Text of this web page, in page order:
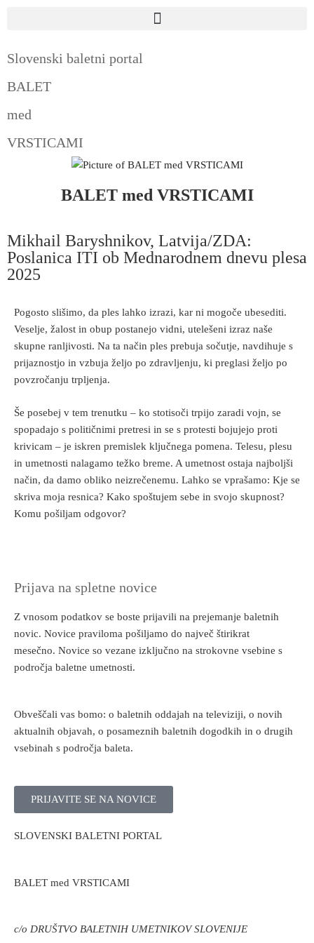
Slovenski baletni portal
BALET
med
VRSTICAMI
BALET med VRSTICAMI
Mikhail Baryshnikov, Latvija/ZDA:
Poslanica ITI ob Mednarodnem dnevu plesa
2025
Pogosto slišimo, da ples lahko izrazi, kar ni mogoče ubesediti.
Veselje, žalost in obup postanejo vidni, utelešeni izraz naše
skupne ranljivosti. Na ta način ples prebuja sočutje, navdihuje s
prijaznostjo in vzbuja željo po zdravljenju, ki preglasi željo po
povzročanju trpljenja.
Še posebej v tem trenutku – ko stotisoči trpijo zaradi vojn, se
spopadajo s političnimi pretresi in se s protesti bojujejo proti
krivicam – je iskren premislek ključnega pomena. Telesu, plesu
in umetnosti nalagamo težko breme. A umetnost ostaja najboljši
način, da damo obliko neizrečenemu. Lahko se vprašamo: Kje se
skriva moja resnica? Kako spoštujem sebe in svojo skupnost?
Komu pošiljam odgovor?
Prijava na spletne novice
Z vnosom podatkov se boste prijavili na prejemanje baletnih
novic. Novice praviloma pošiljamo do največ štirikrat
mesečno. Novice so vezane izključno na strokovne vsebine s
področja baletne umetnosti.
Obveščali vas bomo: o baletnih oddajah na televiziji, o novih
aktualnih objavah, o posameznih baletnih dogodkih in o drugih
vsebinah s področja baleta.
PRIJAVITE SE NA NOVICE
SLOVENSKI BALETNI PORTAL
BALET med VRSTICAMI
c/o DRUŠTVO BALETNIH UMETNIKOV SLOVENIJE